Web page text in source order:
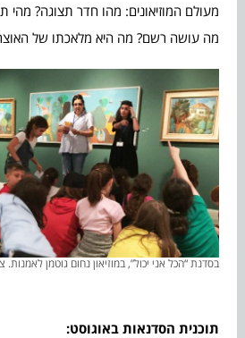
מעולם המוזיאונים: מהו חדר תצוגה? מהי
מה עושה רשם? מה היא מלאכתו של
בסדנת “הכל אני יכול”, במוזיאון נחום גוטמן לאמנות.
תוכנית הסדנאות באוגוסט: